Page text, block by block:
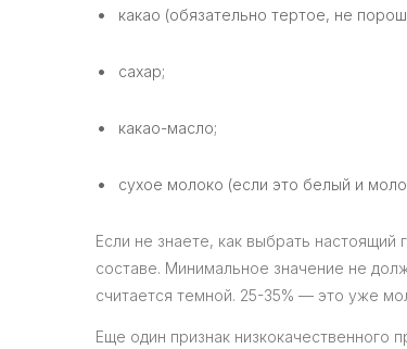
какао (обязательно тертое, не
сахар;
какао-масло;
сухое молоко (если это белый и
Если не знаете, как выбрать
составе. Минимальное значение не
считается темной. 25-35% — это уже
Еще один признак